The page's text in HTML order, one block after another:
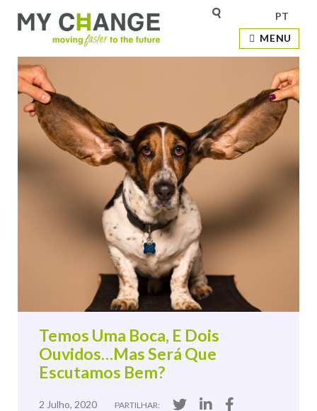
MENU
PT
Temos Uma Boca, E Dois
Ouvidos…mas Será Que
Escutamos Bem?
2 Julho, 2020 PARTILHAR: